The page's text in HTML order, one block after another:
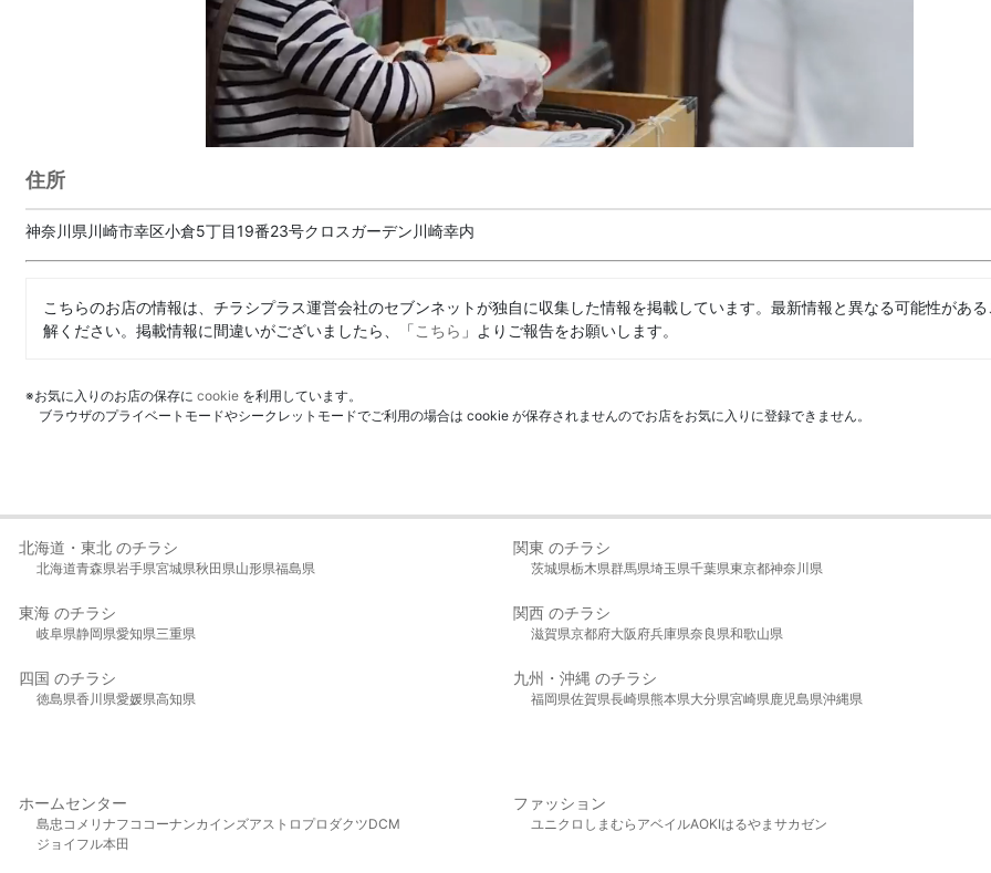
住所
神奈川県川崎市幸区小倉5丁目19番23号クロスガーデン川崎幸内
こちらのお店の情報は、チラシプラス運営会社のセブンネットが独自に収集した情報を掲載しています。最新情報と異なる可能性があ
解ください。掲載情報に間違いがございましたら、「こちら 」よりご報告をお願いします。
※お気に入りのお店の保存に cookie を利用しています。
ブラウザのプライベートモードやシークレットモードでご利用の場合は cookie が保存されませんのでお店をお気に入りに登録できません。
北海道・東北 のチラシ
北海道青森県岩手県宮城県秋田県山形県福島県
関東 のチラシ
茨城県栃木県群馬県埼玉県千葉県東京都神奈川県
東海 のチラシ
岐阜県静岡県愛知県三重県
関西 のチラシ
滋賀県京都府大阪府兵庫県奈良県和歌山県
四国 のチラシ
徳島県香川県愛媛県高知県
九州・沖縄 のチラシ
福岡県佐賀県長崎県熊本県大分県宮崎県鹿児島県沖縄県
ホームセンター
島忠 コメリ ナフコ コーナンカインズアストロプロダクツDCM
ジョイフル本田
ファッション
ユニクロ しまむら アベイルAOKIはるやま サカゼン